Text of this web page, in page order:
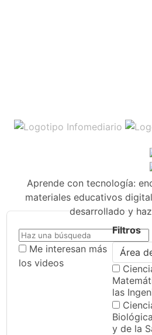
Aprende con tecnología:
materiales educativos
desarrollado y
Me interesan más
los videos
Filtros
Área
las
y de la